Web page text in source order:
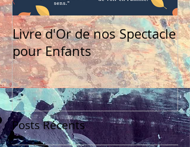
Livre d'Or de nos Spectacle
pour Enfants
Posts Récents